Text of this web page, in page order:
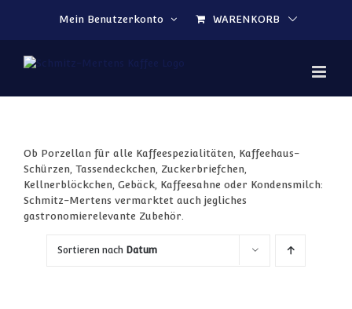
Mein Benutzerkonto
WARENKORB
Ob Porzellan für alle Kaffeespezialitäten, Kaffeehaus-
Schürzen, Tassendeckchen, Zuckerbriefchen,
Kellnerblöckchen, Gebäck, Kaffeesahne oder Kondensmilch:
Schmitz-Mertens vermarktet auch jegliches
gastronomierelevante Zubehör.
Sortieren nach Datum